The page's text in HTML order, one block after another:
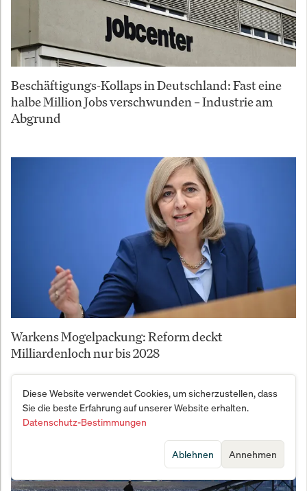
Beschäftigungs-Kollaps in Deutschland: Fast eine
halbe Million Jobs verschwunden – Industrie am
Abgrund
Warkens Mogelpackung: Reform deckt
Milliardenloch nur bis 2028
Diese Website verwendet Cookies, um sicherzustellen, dass
Sie die beste Erfahrung auf unserer Website erhalten.
Datenschutz-Bestimmungen
Annehmen
Ablehnen